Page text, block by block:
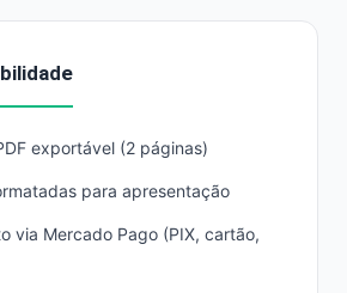
exportável (2 páginas)
para apresentação
via Mercado Pago (PIX, cartão,